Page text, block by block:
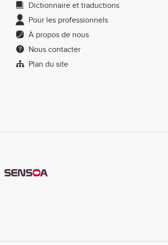
Dictionnaire et traductions
Pour les professionnels
À propos de nous
Nous contacter
Plan du site